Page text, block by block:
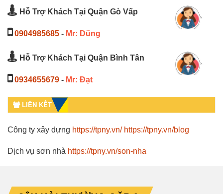
Hỗ Trợ Khách Tại Quận Gò Vấp
0904985685 - Mr: Dũng
Hỗ Trợ Khách Tại Quận Bình Tân
0934655679 - Mr: Đạt
LIÊN KẾT
Công ty xây dựng https://tpny.vn/ https://tpny.vn/blog
Dịch vụ sơn nhà https://tpny.vn/son-nha